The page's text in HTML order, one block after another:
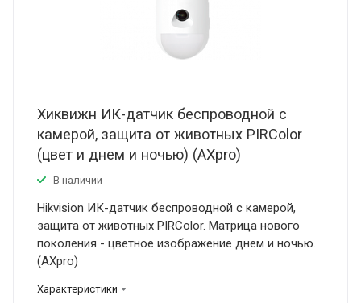
Хиквижн ИК-датчик беспроводной с
камерой, защита от животных PIRColor
(цвет и днем и ночью) (AXpro)
В наличии
Hikvision ИК-датчик беспроводной с камерой,
защита от животных PIRColor. Матрица нового
поколения - цветное изображение днем и ночью.
(AXpro)
Характеристики